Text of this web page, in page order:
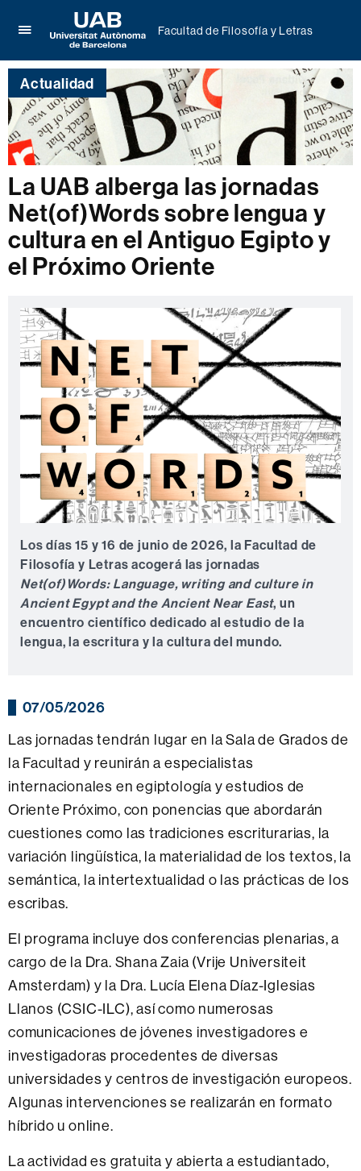
aquí
para
desplegar
el
menú
de
Facultad
Filosofía
y
Letras
Universitat
Autònoma
de
Barcelona
Facultad de Filosofía y Letras
Actualidad
La UAB alberga las jornadas
Net(of)Words sobre lengua y
cultura en el Antiguo Egipto y
el Próximo Oriente
Los días 15 y 16 de junio de 2026, la Facultad de
Filosofía y Letras acogerá las jornadas
Net(of)Words: Language, writing and culture in
Ancient Egypt and the Ancient Near East, un
encuentro científico dedicado al estudio de la
lengua, la escritura y la cultura del mundo.
07/05/2026
Las jornadas tendrán lugar en la Sala de Grados de
la Facultad y reunirán a especialistas
internacionales en egiptología y estudios de
Oriente Próximo, con ponencias que abordarán
cuestiones como las tradiciones escriturarias, la
variación lingüística, la materialidad de los textos, la
semántica, la intertextualidad o las prácticas de los
escribas.
El programa incluye dos conferencias plenarias, a
cargo de la Dra. Shana Zaia (Vrije Universiteit
Amsterdam) y la Dra. Lucía Elena Díaz-Iglesias
Llanos (CSIC-ILC), así como numerosas
comunicaciones de jóvenes investigadores e
investigadoras procedentes de diversas
universidades y centros de investigación europeos.
Algunas intervenciones se realizarán en formato
híbrido u online.
La actividad es gratuita y abierta a estudiantado,